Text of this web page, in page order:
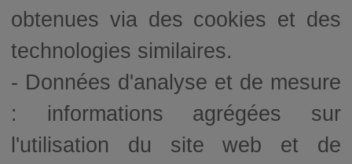
obtenues via des cookies et des
technologies similaires.
- Données d'analyse et de mesure
: informations agrégées sur
l'utilisation du site web et de